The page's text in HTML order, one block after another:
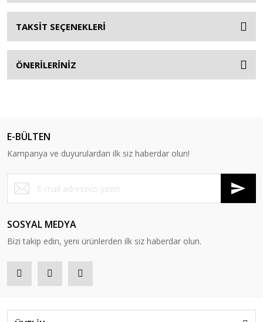
TAKSİT SEÇENEKLERİ
ÖNERİLERİNİZ
E-BÜLTEN
Kampanya ve duyurulardan ilk siz haberdar olun!
SOSYAL MEDYA
Bizi takip edin, yeni ürünlerden ilk siz haberdar olun.